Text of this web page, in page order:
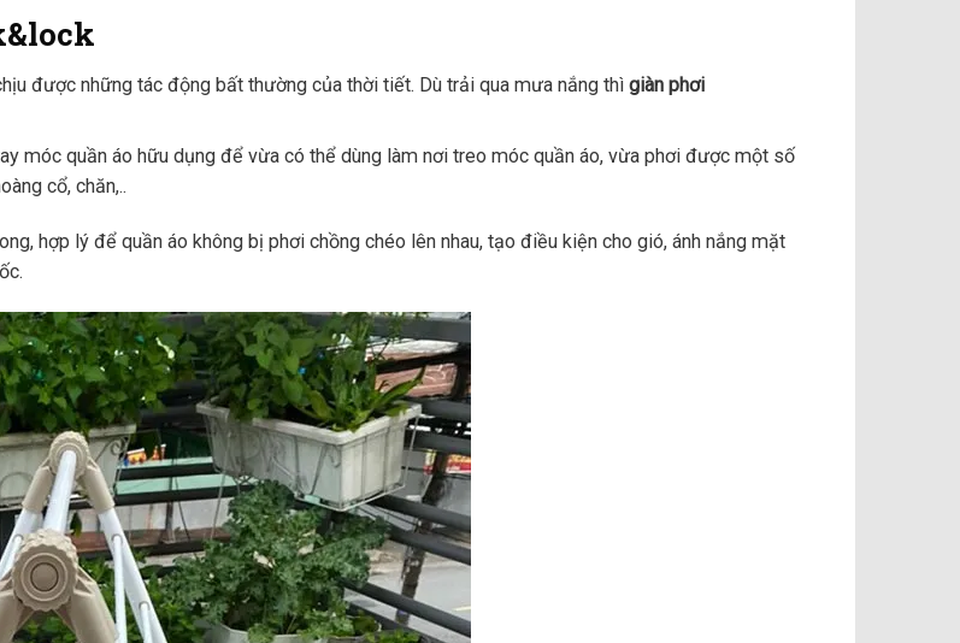
được những tác động bất thường của thời tiết. Dù trải qua mưa nắng thì giàn phơi
móc quần áo hữu dụng để vừa có thể dùng làm nơi treo móc quần áo, vừa phơi được một số
cổ, chăn,..
hợp lý để quần áo không bị phơi chồng chéo lên nhau, tạo điều kiện cho gió, ánh nắng mặt